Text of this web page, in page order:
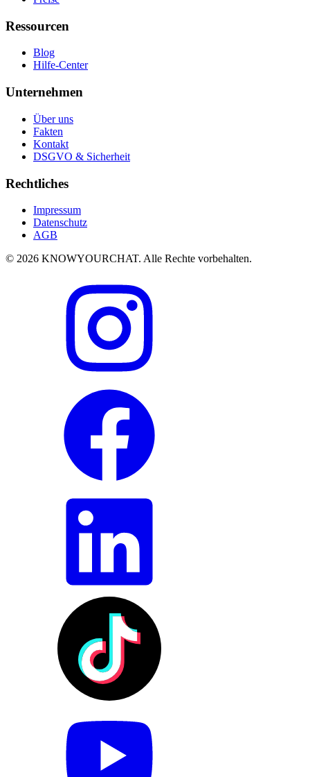
Ressourcen
Blog
Hilfe-Center
Unternehmen
Über uns
Fakten
Kontakt
DSGVO & Sicherheit
Rechtliches
Impressum
Datenschutz
AGB
© 2026 KNOWYOURCHAT. Alle Rechte vorbehalten.